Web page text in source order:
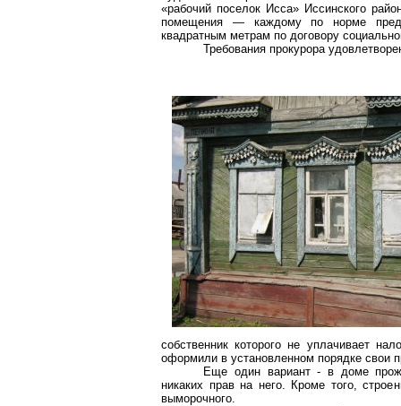
«рабочий поселок Исса» Иссинского
помещения — каждому по норме
квадратным метрам по договору
Требования прокурора
собственник которого не уплачивает
оформили в установленном порядке свои
Еще один вариант - в доме
никаких прав на него. Кроме того,
выморочного.